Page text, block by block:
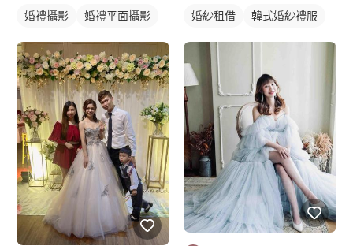
婚禮攝影 婚禮平面攝影 婚紗租借 韓式婚紗禮服